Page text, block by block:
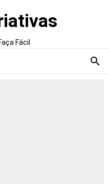
Fácil